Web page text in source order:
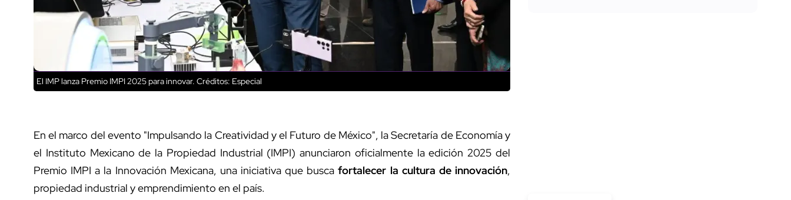
El IMP lanza Premio IMPI 2025 para innovar. Créditos: Especial
En el marco del evento "Impulsando la Creatividad y el Futuro de México", la Secretaría de Economía y
el Instituto Mexicano de la Propiedad Industrial (IMPI) anunciaron oficialmente la edición 2025 del
Premio IMPI a la Innovación Mexicana, una iniciativa que buscafortalecer la cultura de innovación,
propiedad industrial y emprendimiento en el país.